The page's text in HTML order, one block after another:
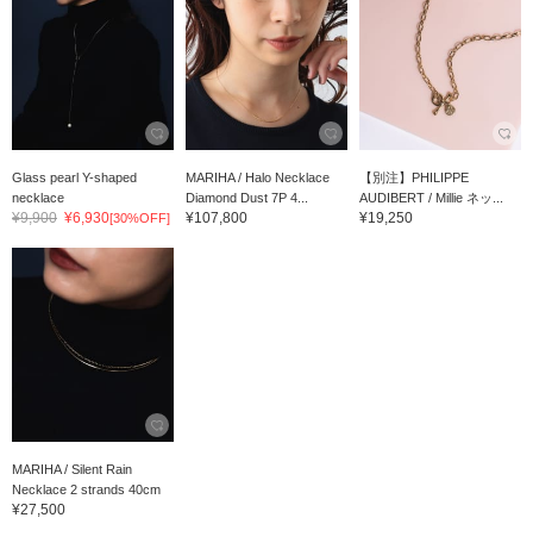
Glass pearl Y-shaped
necklace
¥9,900 ¥6,930[30%OFF]
MARIHA / Halo Necklace
Diamond Dust 7P 4...
¥107,800
【別注】PHILIPPE
AUDIBERT / Millie ネッ...
¥19,250
MARIHA / Silent Rain
Necklace 2 strands 40cm
¥27,500